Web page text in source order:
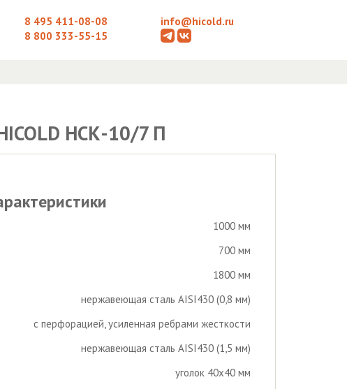
8 495 411-08-08
8 800 333-55-15
info@hicold.ru
НСК-10/7 П
1000 мм
700 мм
1800 мм
нержавеющая сталь AISI430 (0,8 мм)
с перфорацией, усиленная ребрами жесткости
нержавеющая сталь AISI430 (1,5 мм)
уголок 40х40 мм